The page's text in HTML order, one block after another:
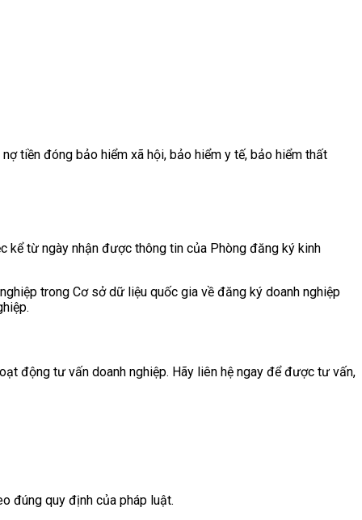
tiền đóng bảo hiểm xã hội, bảo hiểm y tế, bảo hiểm thất
kể từ ngày nhận được thông tin của Phòng đăng ký kinh
trong Cơ sở dữ liệu quốc gia về đăng ký doanh nghiệp
động tư vấn doanh nghiệp. Hãy liên hệ ngay để được tư vấn,
đúng quy định của pháp luật.